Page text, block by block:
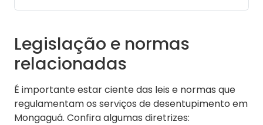
Legislação e normas
relacionadas
É importante estar ciente das leis e normas que
regulamentam os serviços de desentupimento em
Mongaguá. Confira algumas diretrizes: